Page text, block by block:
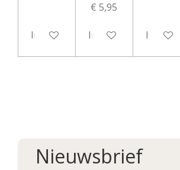
In winkelwagen
€ 5,95
In winkelwagenIn
Nieuwsbrief